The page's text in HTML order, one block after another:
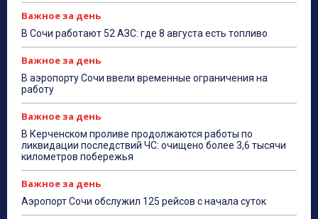
Важное за день
В Сочи работают 52 АЗС: где 8 августа есть топливо
Важное за день
В аэропорту Сочи ввели временные ограничения на
работу
Важное за день
В Керченском проливе продолжаются работы по
ликвидации последствий ЧС: очищено более 3,6 тысячи
километров побережья
Важное за день
Аэропорт Сочи обслужил 125 рейсов с начала суток